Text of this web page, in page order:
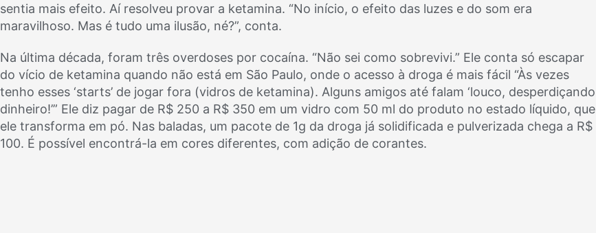
sentia mais efeito. Aí resolveu provar a ketamina. “No início, o efeito das luzes e do som era
maravilhoso. Mas é tudo uma ilusão, né?”, conta.
Na última década, foram três overdoses por cocaína. “Não sei como sobrevivi.” Ele conta só escapar
do vício de ketamina quando não está em São Paulo, onde o acesso à droga é mais fácil “Às vezes
tenho esses ‘starts’ de jogar fora (vidros de ketamina). Alguns amigos até falam ‘louco, desperdiçando
dinheiro!’” Ele diz pagar de R$ 250 a R$ 350 em um vidro com 50 ml do produto no estado líquido, que
ele transforma em pó. Nas baladas, um pacote de 1g da droga já solidificada e pulverizada chega a R$
100. É possível encontrá-la em cores diferentes, com adição de corantes.